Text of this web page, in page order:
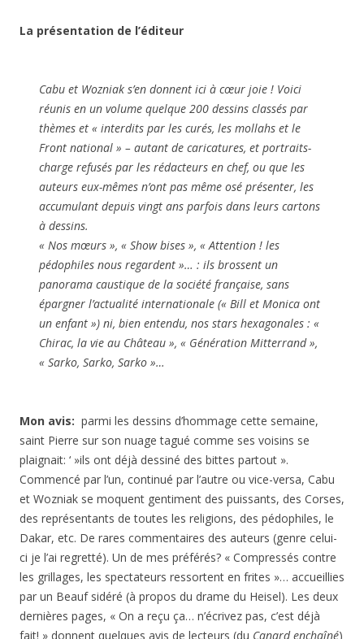
La présentation de l’éditeur
Cabu et Wozniak s’en donnent ici à cœur joie ! Voici
réunis en un volume quelque 200 dessins classés par
thèmes et « interdits par les curés, les mollahs et le
Front national » – autant de caricatures, et portraits-
charge refusés par les rédacteurs en chef, ou que les
auteurs eux-mêmes n’ont pas même osé présenter, les
accumulant depuis vingt ans parfois dans leurs cartons
à dessins.
« Nos mœurs », « Show bises », « Attention ! les
pédophiles nous regardent »… : ils brossent un
panorama caustique de la société française, sans
épargner l’actualité internationale (« Bill et Monica ont
un enfant ») ni, bien entendu, nos stars hexagonales : «
Chirac, la vie au Château », « Génération Mitterrand »,
« Sarko, Sarko, Sarko »…
Mon avis: parmi les dessins d’hommage cette semaine,
saint Pierre sur son nuage tagué comme ses voisins se
plaignait: ‘ »ils ont déjà dessiné des bittes partout ».
Commencé par l’un, continué par l’autre ou vice-versa, Cabu
et Wozniak se moquent gentiment des puissants, des Corses,
des représentants de toutes les religions, des pédophiles, le
Dakar, etc. De rares commentaires des auteurs (genre celui-
ci je l’ai regretté). Un de mes préférés? « Compressés contre
les grillages, les spectateurs ressortent en frites »… accueillies
par un Beauf sidéré (à propos du drame du Heisel). Les deux
dernières pages, « On a reçu ça… n’écrivez pas, c’est déjà
fait! » donnent quelques avis de lecteurs (du Canard enchaîné)